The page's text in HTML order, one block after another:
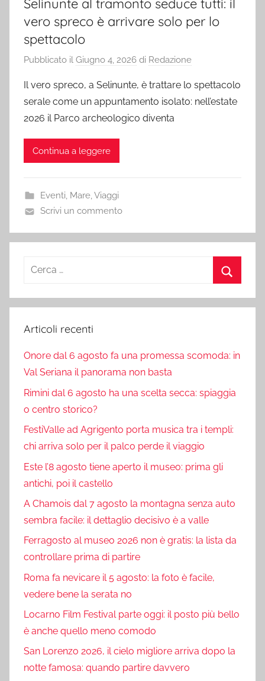
Selinunte al tramonto seduce tutti: il
vero spreco è arrivare solo per lo
spettacolo
Pubblicato il Giugno 4, 2026 di Redazione
Il vero spreco, a Selinunte, è trattare lo spettacolo
serale come un appuntamento isolato: nell’estate
2026 il Parco archeologico diventa
Continua a leggere
Eventi, Mare,Viaggi
Scrivi un commento
Ricerca
Articoli recenti
Onore dal 6 agosto fa una promessa scomoda: in
Val Seriana il panorama non basta
Rimini dal 6 agosto ha una scelta secca: spiaggia
o centro storico?
FestiValle ad Agrigento porta musica tra i templi:
chi arriva solo per il palco perde il viaggio
Este l’8 agosto tiene aperto il museo: prima gli
antichi, poi il castello
A Chamois dal 7 agosto la montagna senza auto
sembra facile: il dettaglio decisivo è a valle
Ferragosto al museo 2026 non è gratis: la lista da
controllare prima di partire
Roma fa nevicare il 5 agosto: la foto è facile,
vedere bene la serata no
Locarno Film Festival parte oggi: il posto più bello
è anche quello meno comodo
San Lorenzo 2026, il cielo migliore arriva dopo la
notte famosa: quando partire davvero